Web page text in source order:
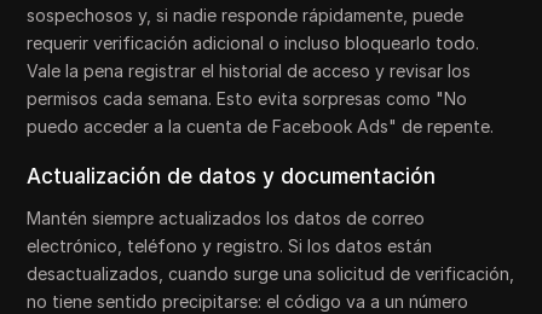
sospechosos y, si nadie responde rápidamente, puede
requerir verificación adicional o incluso bloquearlo todo.
Vale la pena registrar el historial de acceso y revisar los
permisos cada semana. Esto evita sorpresas como "No
puedo acceder a la cuenta de Facebook Ads" de repente.
Actualización de datos y documentación
Mantén siempre actualizados los datos de correo
electrónico, teléfono y registro. Si los datos están
desactualizados, cuando surge una solicitud de verificación,
no tiene sentido precipitarse: el código va a un número